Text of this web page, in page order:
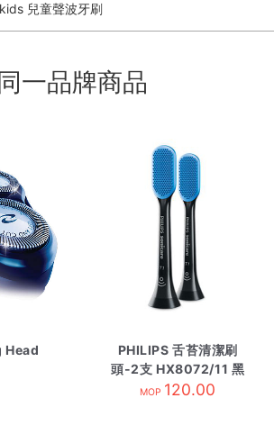
兒童聲波牙刷
一品牌商品
Head
PHILIPS 舌苔清潔刷
頭-2支 HX8072/11 黑
色
MOP 120.00